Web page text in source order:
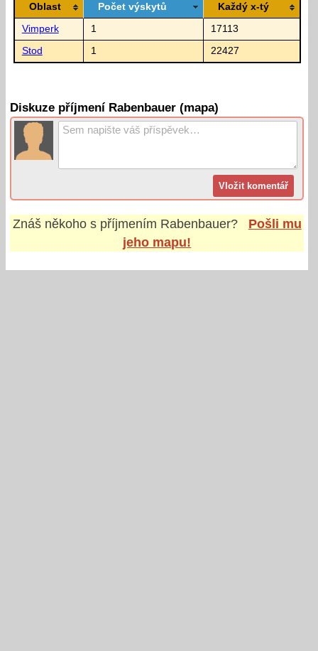
Oblast Počet výskytů Každý x-tý
Vimperk 1 17113
Stod 1 22427
Diskuze příjmení Rabenbauer (mapa)
Znáš někoho s příjmením Rabenbauer?
Pošli mu
jeho mapu!